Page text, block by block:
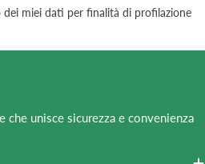
miei dati per finalità di profilazione
che unisce sicurezza e convenienza